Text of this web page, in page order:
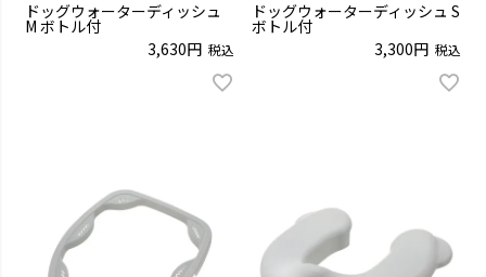
ドッグウォーターディッシュ
M ボトル付
3,630
税込
ドッグウォーターディッシュ S
ボトル付
3,300
税込